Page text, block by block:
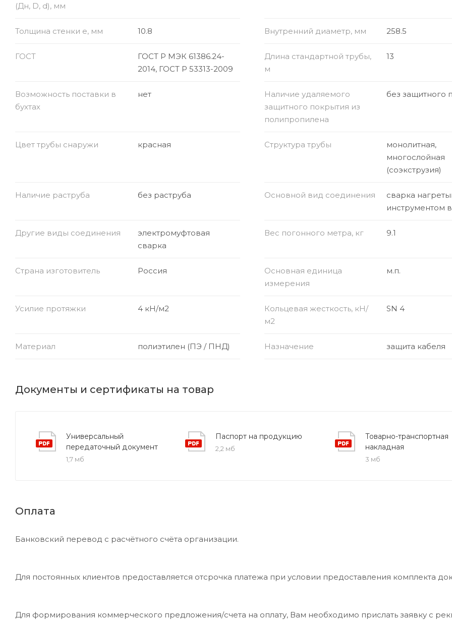
(Дн, D, d), мм
Толщина стенки e, мм 10.8 Внутренний диаметр, мм 258.5
ГОСТ
ГОСТ Р МЭК 61386.24-
2014, ГОСТ Р 53313-2009
Длина стандартной трубы,
м
13
Возможность поставки в
бухтах
нет
Наличие удаляемого
защитного покрытия из
полипропилена
без защитного
Цвет трубы снаружи красная Структура трубы
монолитная,
многослойная
(соэкструзия)
Наличие раструба без раструба Основной вид соединения
сварка
инструментом
Другие виды соединения
электромуфтовая
сварка
Вес погонного метра, кг 9.1
Страна изготовитель Россия
Основная единица
измерения
м.п.
Усилие протяжки 4 кН/м2
Кольцевая жесткость, кН/
м2
SN 4
Материал полиэтилен (ПЭ / ПНД) Назначение защита кабеля
Документы и сертификаты на товар
Универсальный
передаточный документ
1,7 мб
Паспорт на продукцию
2,2 мб
Товарно-транспортная
накладная
3 мб
Оплата
Банковский перевод с расчётного счёта организации.
Для постоянных клиентов предоставляется отсрочка платежа при условии предоставления комплекта
Для формирования коммерческого предложения/счета на оплату, Вам необходимо прислать заявку с